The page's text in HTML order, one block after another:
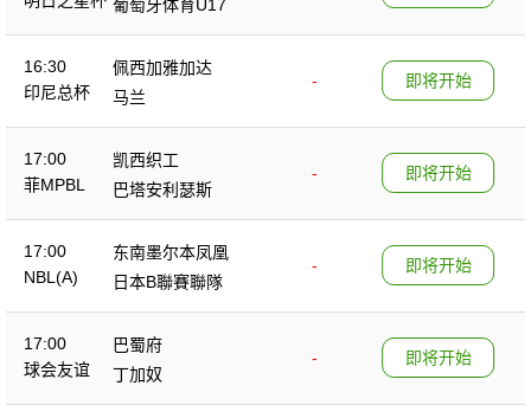
葡萄牙体育U17
16:30
印尼总杯
佩西加雅加达
-
马兰
即将开始
17:00
菲MPBL
凯西织工
-
巴塔安利瑟斯
即将开始
17:00
NBL(A)
东南墨尔本凤凰
-
日本B聯賽聯隊
即将开始
17:00
球会友谊
巴蜀府
-
丁加奴
即将开始